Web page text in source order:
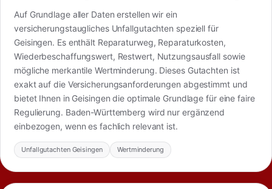
Auf Grundlage aller Daten erstellen wir ein
versicherungstaugliches Unfallgutachten speziell für
Geisingen. Es enthält Reparaturweg, Reparaturkosten,
Wiederbeschaffungswert, Restwert, Nutzungsausfall sowie
mögliche merkantile Wertminderung. Dieses Gutachten ist
exakt auf die Versicherungsanforderungen abgestimmt und
bietet Ihnen in Geisingen die optimale Grundlage für eine faire
Regulierung. Baden-Württemberg wird nur ergänzend
einbezogen, wenn es fachlich relevant ist.
Unfallgutachten Geisingen Wertminderung